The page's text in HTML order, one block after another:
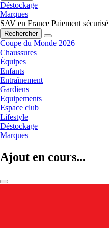
Déstockage
Marques
SAV en France Paiement sécurisé
Rechercher
Coupe du Monde 2026
Chaussures
Équipes
Enfants
Entraînement
Gardiens
Equipements
Espace club
Lifestyle
Déstockage
Marques
Ajout en cours...